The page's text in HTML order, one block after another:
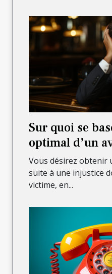
Sur quoi se
optimal d’un
dommages de
Vous désirez obtenir
suite à une injustice
victime, en...